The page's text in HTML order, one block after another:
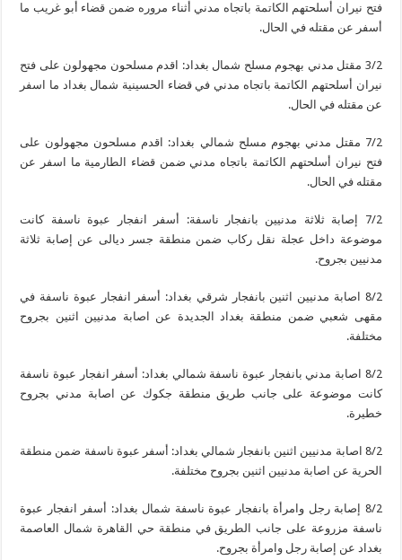
فتح نيران أسلحتهم الكاتمة باتجاه مدني أثناء مروره ضمن قضاء أبو غريب ما
أسفر عن مقتله في الحال.
3/2 مقتل مدني بهجوم مسلح شمال بغداد: اقدم مسلحون مجهولون على فتح
نيران أسلحتهم الكاتمة باتجاه مدني في قضاء الحسينية شمال بغداد ما اسفر
عن مقتله في الحال.
7/2 مقتل مدني بهجوم مسلح شمالي بغداد: اقدم مسلحون مجهولون على
فتح نيران أسلحتهم الكاتمة باتجاه مدني ضمن قضاء الطارمية ما اسفر عن
مقتله في الحال.
7/2 إصابة ثلاثة مدنيين بانفجار ناسفة: أسفر انفجار عبوة ناسفة كانت
موضوعة داخل عجلة نقل ركاب ضمن منطقة جسر ديالى عن إصابة ثلاثة
مدنيين بجروح.
8/2 اصابة مدنيين اثنين بانفجار شرقي بغداد: أسفر انفجار عبوة ناسفة في
مقهى شعبي ضمن منطقة بغداد الجديدة عن اصابة مدنيين اثنين بجروح
مختلفة.
8/2 اصابة مدني بانفجار عبوة ناسفة شمالي بغداد: أسفر انفجار عبوة ناسفة
كانت موضوعة على جانب طريق منطقة جكوك عن اصابة مدني بجروح
خطيرة.
8/2 اصابة مدنيين اثنين بانفجار شمالي بغداد: أسفر عبوة ناسفة ضمن منطقة
الحرية عن اصابة مدنيين اثنين بجروح مختلفة.
8/2 إصابة رجل وامرأة بانفجار عبوة ناسفة شمال بغداد: أسفر انفجار عبوة
ناسفة مزروعة على جانب الطريق في منطقة حي القاهرة شمال العاصمة
بغداد عن إصابة رجل وامرأة بجروح.